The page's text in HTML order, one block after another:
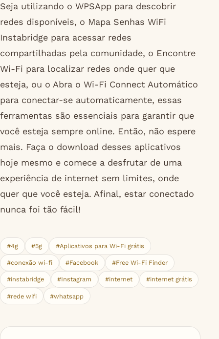
Seja utilizando o WPSApp para descobrir
redes disponíveis, o Mapa Senhas WiFi
Instabridge para acessar redes
compartilhadas pela comunidade, o Encontre
Wi-Fi para localizar redes onde quer que
esteja, ou o Abra o Wi-Fi Connect Automático
para conectar-se automaticamente, essas
ferramentas são essenciais para garantir que
você esteja sempre online. Então, não espere
mais. Faça o download desses aplicativos
hoje mesmo e comece a desfrutar de uma
experiência de internet sem limites, onde
quer que você esteja. Afinal, estar conectado
nunca foi tão fácil!
#4g #5g #Aplicativos para Wi-Fi grátis
#conexão wi-fi #Facebook #Free Wi-Fi Finder
#instabridge #Instagram #internet #internet grátis
#rede wifi #whatsapp